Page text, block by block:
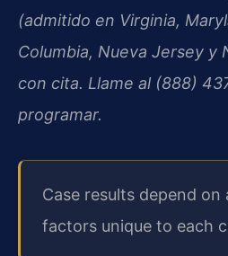
(admitido en Virginia,
Columbia, Nueva Jersey y
con cita. Llame al (888)
programar.
Case results depend on
factors unique to each